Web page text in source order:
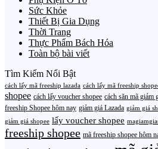
Sức Khỏe
Thiết Bị Gia Dụng
Thời Trang
Thực Phẩm Bách Hóa
Toàn bộ bài viết
Tìm Kiếm Nổi Bật
cách lấy mã freeship lazada cách lấy mã freeship
shopee cách lấy voucher shopee cách săn mã giảm
freeship Shopee hôm nay giảm giá Lazada giảm giá
giảm giá shopee lấy voucher shopee
freeship shopee mã freeship shopee hôm